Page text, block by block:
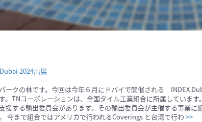
2024出展
ークの林です。今回は今年６月にドバイで開催される INDEX
。TNコーポレーションは、全国タイル工業組合に所属していま
援する輸出委員会があります。その輸出委員会が主催する事業に
今まで組合ではアメリカで行われるCoverings と台湾で行わ >>